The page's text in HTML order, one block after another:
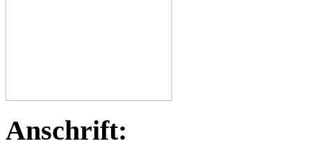
Anschrift: